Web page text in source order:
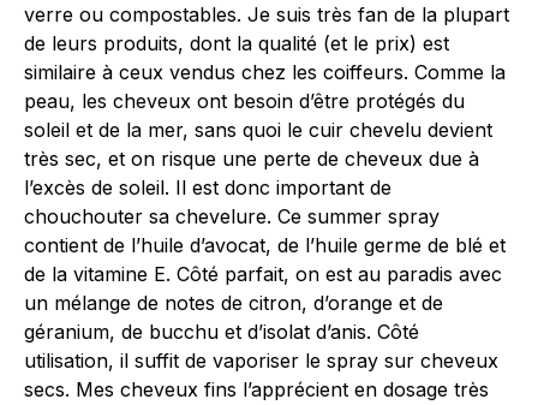
verre ou compostables. Je suis très fan de la plupart
de leurs produits, dont la qualité (et le prix) est
similaire à ceux vendus chez les coiffeurs. Comme la
peau, les cheveux ont besoin d’être protégés du
soleil et de la mer, sans quoi le cuir chevelu devient
très sec, et on risque une perte de cheveux due à
l’excès de soleil. Il est donc important de
chouchouter sa chevelure. Ce summer spray
contient de l’huile d’avocat, de l’huile germe de blé et
de la vitamine E. Côté parfait, on est au paradis avec
un mélange de notes de citron, d’orange et de
géranium, de bucchu et d’isolat d’anis. Côté
utilisation, il suffit de vaporiser le spray sur cheveux
secs. Mes cheveux fins l’apprécient en dosage très